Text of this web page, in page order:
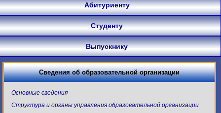
Абитуриенту
Студенту
Выпускнику
Сведения об образовательной организации
Основные сведения
Структура и органы управления образовательной организации